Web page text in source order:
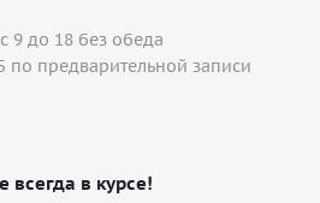
9 до 18 без обеда
по предварительной записи
всегда в курсе!